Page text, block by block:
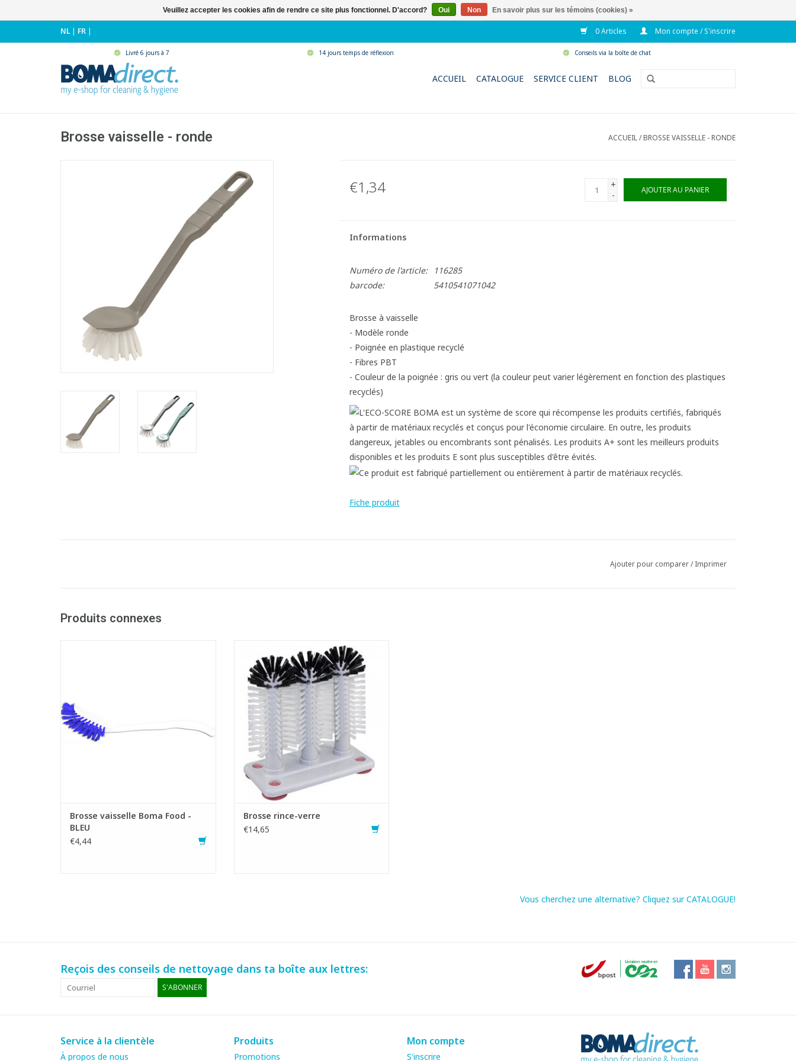
NL| FR | 0 Articles Mon compte / S'inscrire
Livré 6 jours à 7 14 jours temps de réflexion Conseils via la boîte de chat
ACCUEIL CATALOGUE SERVICE CLIENT BLOG
Brosse vaisselle - ronde ACCUEIL/BROSSE VAISSELLE - RONDE
€1,34
+
-
AJOUTER AU PANIER
Informations
Numéro de l'article:
116285
barcode:
5410541071042
Brosse à vaisselle
- Modèle ronde
- Poignée en plastique recyclé
- Fibres PBT
- Couleur de la poignée : gris ou vert (la couleur peut varier légèrement en fonction des plastiques
recyclés)
Fiche produit
Ajouter pour comparer/Imprimer
Produits connexes
- Résistante aux temperatures de -20 °C
- Stérilisable par autoclavage
Brosse vaisselle Boma Food -
BLEU
€4,44
Brosse rince-verre avec pied en plastique
avec 4 ventouses.
- Idéale pour le nettoyage des verres à
bière et des autres verres.
- Brosses 3 x 18 cm.
AJOUTER AU PANIER
Brosse rince-verre
€14,65
Vous cherchez une alternative? Cliquez sur CATALOGUE!
Reçois des conseils de nettoyage dans ta boîte aux lettres:
S'ABONNER
Service à la clientèle
À propos de nous
Produits
Promotions
Mon compte
S'inscrire
Veuillez accepter les cookies afin de rendre ce site plus fonctionnel. D'accord? Oui Non En savoir plus sur les témoins (cookies) »